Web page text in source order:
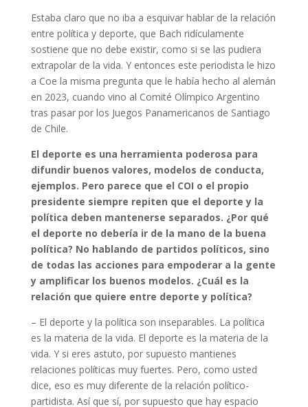
Estaba claro que no iba a esquivar hablar de la relación
entre política y deporte, que Bach ridículamente
sostiene que no debe existir, como si se las pudiera
extrapolar de la vida. Y entonces este periodista le hizo
a Coe la misma pregunta que le había hecho al alemán
en 2023, cuando vino al Comité Olímpico Argentino
tras pasar por los Juegos Panamericanos de Santiago
de Chile.
El deporte es una herramienta poderosa para
difundir buenos valores, modelos de conducta,
ejemplos. Pero parece que el COI o el propio
presidente siempre repiten que el deporte y la
política deben mantenerse separados. ¿Por qué
el deporte no debería ir de la mano de la buena
política? No hablando de partidos políticos, sino
de todas las acciones para empoderar a la gente
y amplificar los buenos modelos. ¿Cuál es la
relación que quiere entre deporte y política?
– El deporte y la política son inseparables. La política
es la materia de la vida. El deporte es la materia de la
vida. Y si eres astuto, por supuesto mantienes
relaciones políticas muy fuertes. Pero, como usted
dice, eso es muy diferente de la relación político-
partidista. Así que sí, por supuesto que hay espacio